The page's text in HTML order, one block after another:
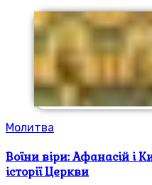
Молитва
Воїни віри: Афанасій і
історії Церкви